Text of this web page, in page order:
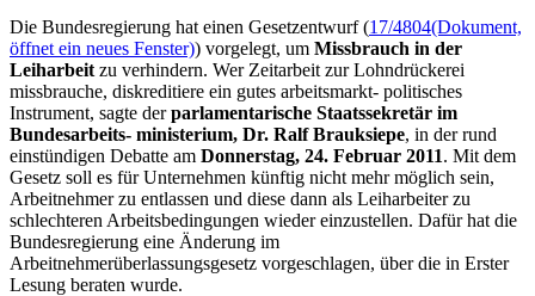
Die Bundesregierung hat einen Gesetzentwurf (17/4804(Dokument,
öffnet ein neues Fenster)) vorgelegt, um Missbrauch in der
Leiharbeit zu verhindern. Wer Zeitarbeit zur Lohndrückerei
missbrauche, diskreditiere ein gutes arbeitsmarkt- politisches
Instrument, sagte derparlamentarische Staatssekretär im
Bundesarbeits- ministerium, Dr. Ralf Brauksiepe, in der rund
einstündigen Debatte am Donnerstag, 24. Februar 2011. Mit dem
Gesetz soll es für Unternehmen künftig nicht mehr möglich sein,
Arbeitnehmer zu entlassen und diese dann als Leiharbeiter zu
schlechteren Arbeitsbedingungen wieder einzustellen. Dafür hat die
Bundesregierung eine Änderung im
Arbeitnehmerüberlassungsgesetz vorgeschlagen, über die in Erster
Lesung beraten wurde.